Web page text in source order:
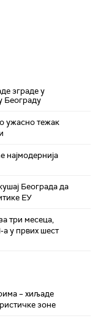
зграде у
Београду
ужасно тежак
најмодернија
Београда да
ЕУ
три месеца,
у првих шест
– хиљаде
зоне